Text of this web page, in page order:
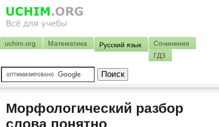
uchim.org Математика Русский язык
Сочинения
ГДЗ
Морфологический разбор
слова понятно